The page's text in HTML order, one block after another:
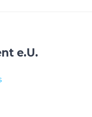
e.U.